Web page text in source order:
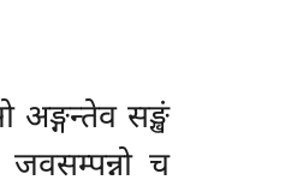
अङ्गन्तेव सङ्खं
च